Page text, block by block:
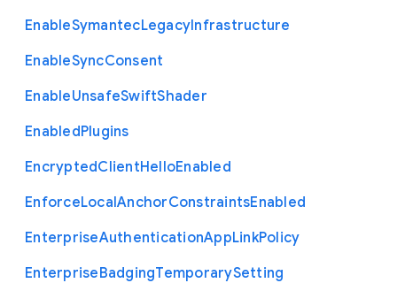
EnableSymantecLegacyInfrastructure
EnableSyncConsent
EnableUnsafeSwiftShader
EnabledPlugins
EncryptedClientHelloEnabled
EnforceLocalAnchorConstraintsEnabled
EnterpriseAuthenticationAppLinkPolicy
EnterpriseBadgingTemporarySetting